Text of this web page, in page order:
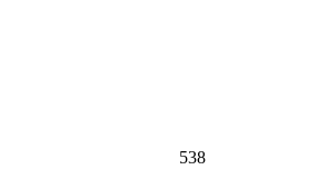
538